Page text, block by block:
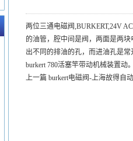
两位三通电磁阀,BURKERT,24V
的油管，腔中间是阀，两面是两
出不同的排油的孔，而进油孔是
burkert 780活塞竿带动机械装置动
上一篇 burkert电磁阀-上海故得自